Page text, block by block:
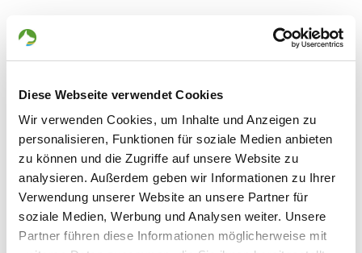
Diese Webseite verwendet Cookies
Wir verwenden Cookies, um Inhalte und Anzeigen zu
personalisieren, Funktionen für soziale Medien anbieten
zu können und die Zugriffe auf unsere Website zu
analysieren. Außerdem geben wir Informationen zu Ihrer
Verwendung unserer Website an unsere Partner für
soziale Medien, Werbung und Analysen weiter. Unsere
Partner führen diese Informationen möglicherweise mit
Fröschenpfuhl
OG - Koblenz 1920 e.V.
Details
Kruppstraße
56072 Koblenz
OG - Lahnstein, Sitz Niederlahnstein